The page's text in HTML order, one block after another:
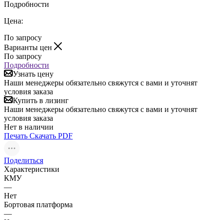
Подробности
Цена:
По запросу
Варианты цен
По запросу
Подробности
Узнать цену
Наши менеджеры обязательно свяжутся с вами и уточнят
условия заказа
Купить в лизинг
Наши менеджеры обязательно свяжутся с вами и уточнят
условия заказа
Нет в наличии
Печать Скачать PDF
Поделиться
Характеристики
КМУ
—
Нет
Бортовая платформа
—